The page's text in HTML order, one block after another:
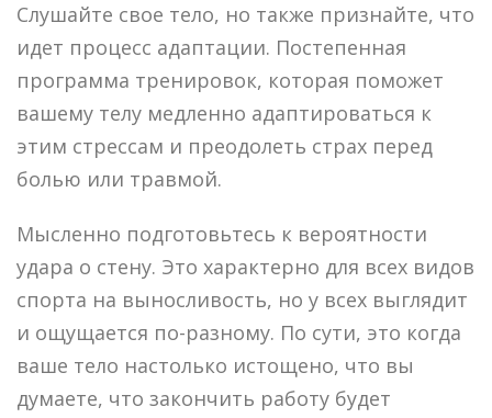
Слушайте свое тело, но также признайте, что
идет процесс адаптации. Постепенная
программа тренировок, которая поможет
вашему телу медленно адаптироваться к
этим стрессам и преодолеть страх перед
болью или травмой.
Мысленно подготовьтесь к вероятности
удара о стену. Это характерно для всех видов
спорта на выносливость, но у всех выглядит
и ощущается по-разному. По сути, это когда
ваше тело настолько истощено, что вы
думаете, что закончить работу будет